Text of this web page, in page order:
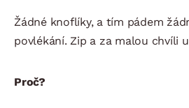
Žádné knoflíky, a tím pádem
povlékání. Zip a za malou chvíli
Proč?